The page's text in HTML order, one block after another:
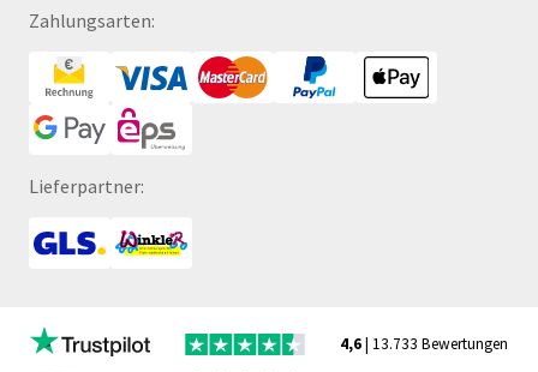
Zahlungsarten:
Lieferpartner:
4,6 | 13.733 Bewertungen